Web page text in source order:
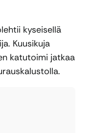
kyseisellä
Kuusikuja
katutoimi jatkaa